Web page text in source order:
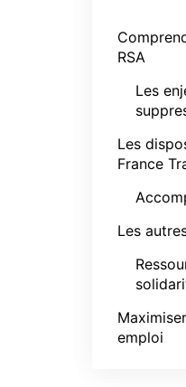
RSA
Les
Les
France
Les
emploi